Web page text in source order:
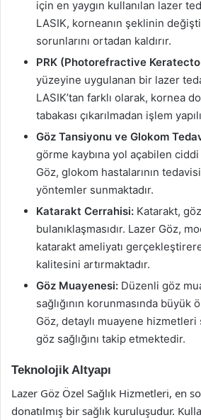
için en yaygın kullanılan lazer
LASIK, korneanın şeklinin
sorunlarını ortadan kaldırır.
PRK (Photorefractive
yüzeyine uygulanan bir lazer
LASIK’tan farklı olarak, kornea
tabakası çıkarılmadan işlem
Göz Tansiyonu ve Glokom
görme kaybına yol açabilen
Göz, glokom hastalarının
yöntemler sunmaktadır.
Katarakt Cerrahisi: Katarakt,
bulanıklaşmasıdır. Lazer Göz,
katarakt ameliyatı
kalitesini artırmaktadır.
Göz Muayenesi: Düzenli göz
sağlığının korunmasında büyük
Göz, detaylı muayene hizmetleri
göz sağlığını takip etmektedir.
Teknolojik Altyapı
Lazer Göz Özel Sağlık Hizmetleri, en
donatılmış bir sağlık kuruluşudur.